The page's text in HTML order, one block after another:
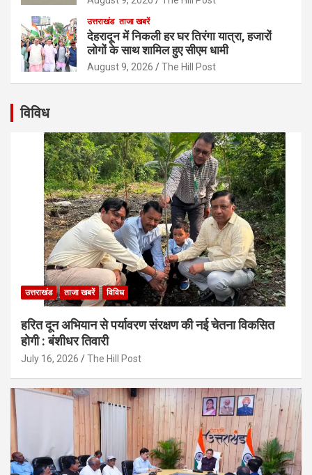
उत्तराखंड ताजा खबरें
देहरादून में निकली हर घर तिरंगा यात्रा, हजारों
लोगों के साथ शामिल हुए सीएम धामी
August 9, 2026 The Hill Post
विविध
उत्तराखंड ताजा खबरें विविध
हरित दून अभियान से पर्यावरण संरक्षण की नई चेतना विकसित
होगी : बंशीधर तिवारी
July 16, 2026 The Hill Post